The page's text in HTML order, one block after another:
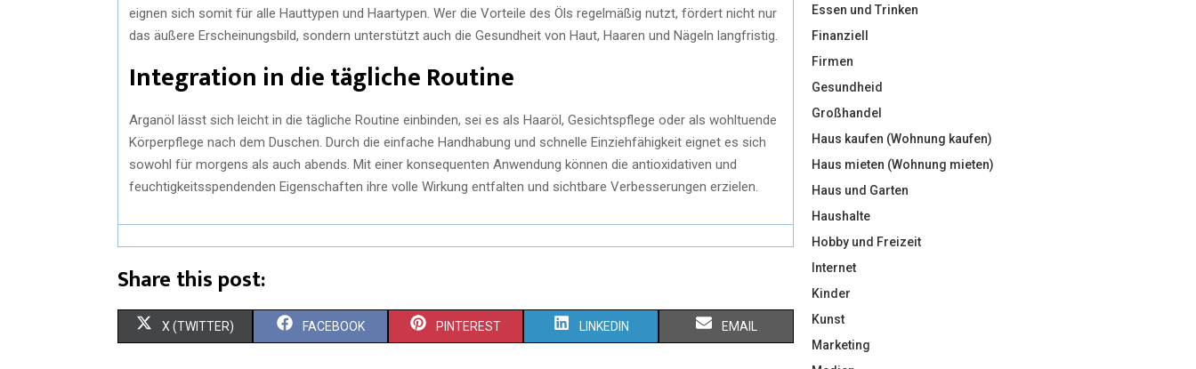
eignen sich somit für alle Hauttypen und Haartypen. Wer die Vorteile des Öls regelmäßig nutzt, fördert nicht nur
das äußere Erscheinungsbild, sondern unterstützt auch die Gesundheit von Haut, Haaren und Nägeln langfristig.
Integration in die tägliche Routine
Arganöl lässt sich leicht in die tägliche Routine einbinden, sei es als Haaröl, Gesichtspflege oder als wohltuende
Körperpflege nach dem Duschen. Durch die einfache Handhabung und schnelle Einziehfähigkeit eignet es sich
sowohl für morgens als auch abends. Mit einer konsequenten Anwendung können die antioxidativen und
feuchtigkeitsspendenden Eigenschaften ihre volle Wirkung entfalten und sichtbare Verbesserungen erzielen.
Share this post:
X (TWITTER) FACEBOOK PINTEREST LINKEDIN EMAIL
Essen und Trinken
Finanziell
Firmen
Gesundheid
Großhandel
Haus kaufen (Wohnung kaufen)
Haus mieten (Wohnung mieten)
Haus und Garten
Haushalte
Hobby und Freizeit
Internet
Kinder
Kunst
Marketing